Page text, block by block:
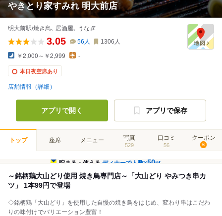
やきとり家すみれ 明大前店
明大前駅/焼き鳥､ 居酒屋､ うなぎ
3.05 56 人 1306 人
￥2,000～￥2,999 -
本日夜空席あり
店舗情報（詳細）
アプリで開く アプリで保存
トップ 座席 メニュー 写真
529
口コミ
56
クーポン
6
貯まる・使えるディナーで人数×50pt
～銘柄鶏大山どり使用 焼き鳥専門店～「大山どり やみつき串カ
ツ」 1本99円で登場
◇銘柄鶏「大山どり」を使用した自慢の焼き鳥をはじめ、変わり串はこだわ
りの味付けでバリエーション豊富！